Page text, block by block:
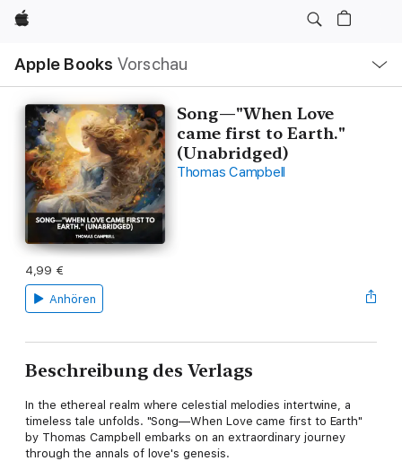
Apple
Apple Books Vorschau
Navigation
Menü
öffnen
Song—"When Love
came first to Earth."
(Unabridged)
Thomas Campbell
4,99 €
Anhören
Beschreibung des Verlags
In the ethereal realm where celestial melodies intertwine, a
timeless tale unfolds. "Song—When Love came first to Earth"
by Thomas Campbell embarks on an extraordinary journey
through the annals of love's genesis.